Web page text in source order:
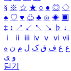
§ ※ ☆ ★ ○ ● ◎ ◇
♠ ♡ ♥ ♧ ♣ ⊙ ◈ ▣
‡ ↕ ↗ ↙ ↖ ↘ ♭ ♩
ⅰ
ⅱ ⅲ ⅳ ⅴ ⅵ ⅶ
ع غ ف ق ک ل م ن ه
و ی
닫기